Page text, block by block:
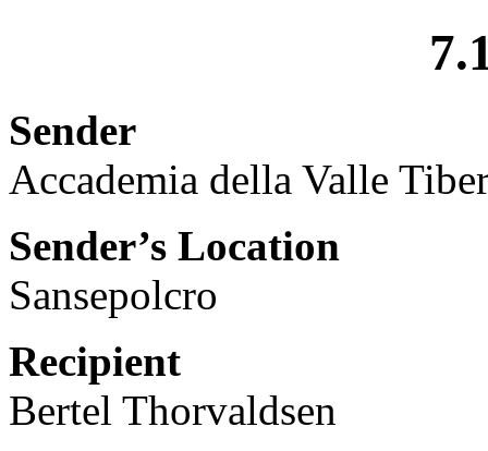
Sender
Accademia della Valle
Sender’s Location
Sansepolcro
Recipient
Bertel Thorvaldsen